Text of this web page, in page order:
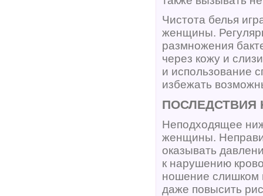
Чистота белья
женщины.
размножения
через кожу и
и использование
избежать
ПОСЛЕДСТВИЯ
Неподходящее
женщины.
оказывать
к нарушению
ношение слишком
даже повысить